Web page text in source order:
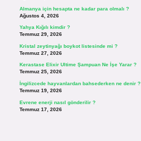
Almanya için hesapta ne kadar para olmalı ?
Ağustos 4, 2026
Yahya Kığılı kimdir ?
Temmuz 29, 2026
Kristal zeytinyağı boykot listesinde mi ?
Temmuz 27, 2026
Kerastase Elixir Ultime Şampuan Ne İşe Yarar ?
Temmuz 25, 2026
İngilizcede hayvanlardan bahsederken ne denir ?
Temmuz 19, 2026
Evrene enerji nasıl gönderilir ?
Temmuz 17, 2026